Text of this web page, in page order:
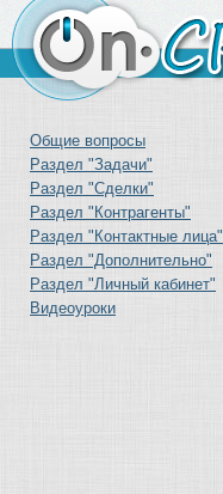
Общие вопросы
Раздел "Задачи"
Раздел "Сделки"
Раздел "Контрагенты"
Раздел "Контактные лица"
Раздел "Дополнительно"
Раздел "Личный кабинет"
Видеоуроки